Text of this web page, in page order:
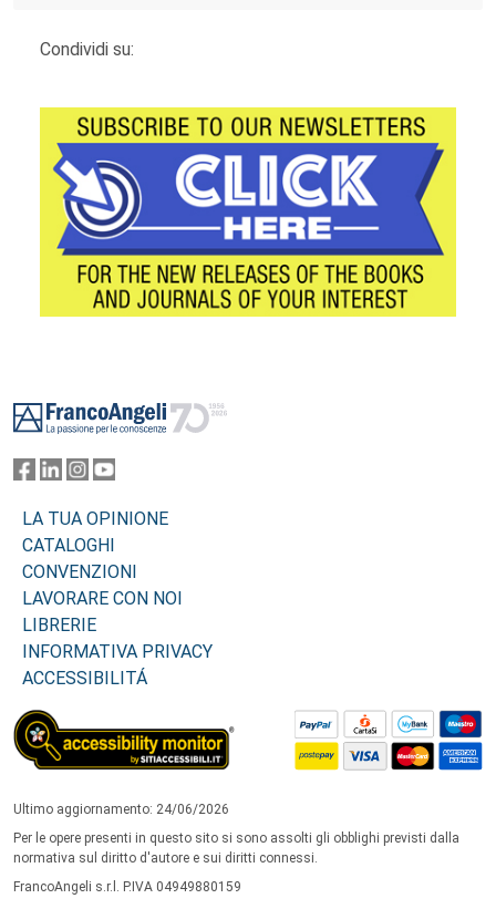
Condividi su:
LA TUA OPINIONE
CATALOGHI
CONVENZIONI
LAVORARE CON NOI
LIBRERIE
INFORMATIVA PRIVACY
ACCESSIBILITÁ
Ultimo aggiornamento: 24/06/2026
Per le opere presenti in questo sito si sono assolti gli obblighi previsti dalla
normativa sul diritto d'autore e sui diritti connessi.
FrancoAngeli s.r.l. P.IVA 04949880159